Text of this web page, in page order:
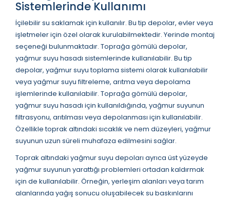
Sistemlerinde Kullanımı
İçilebilir su saklamak için kullanılır. Bu tip depolar, evler veya
işletmeler için özel olarak kurulabilmektedir. Yerinde montaj
seçeneği bulunmaktadır. Toprağa gömülü depolar,
yağmur suyu hasadı sistemlerinde kullanılabilir. Bu tip
depolar, yağmur suyu toplama sistemi olarak kullanılabilir
veya yağmur suyu filtreleme, arıtma veya depolama
işlemlerinde kullanılabilir. Toprağa gömülü depolar,
yağmur suyu hasadı için kullanıldığında, yağmur suyunun
filtrasyonu, arıtılması veya depolanması için kullanılabilir.
Özellikle toprak altındaki sıcaklık ve nem düzeyleri, yağmur
suyunun uzun süreli muhafaza edilmesini sağlar.
Toprak altındaki yağmur suyu depoları ayrıca üst yüzeyde
yağmur suyunun yarattığı problemleri ortadan kaldırmak
için de kullanılabilir. Örneğin, yerleşim alanları veya tarım
alanlarında yağış sonucu oluşabilecek su baskınlarını